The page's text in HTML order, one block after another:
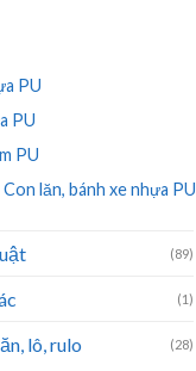
PU
PU
PU
Con lăn, bánh xe nhựa PU
(89)
(1)
lô, rulo (28)